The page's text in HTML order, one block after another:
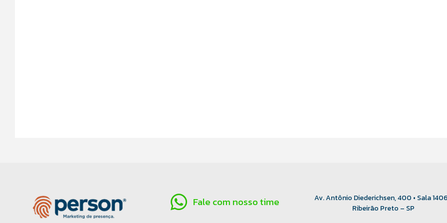
Fale com nosso time
Av. Antônio Diederichsen, 400 • Sala
Ribeirão Preto – SP